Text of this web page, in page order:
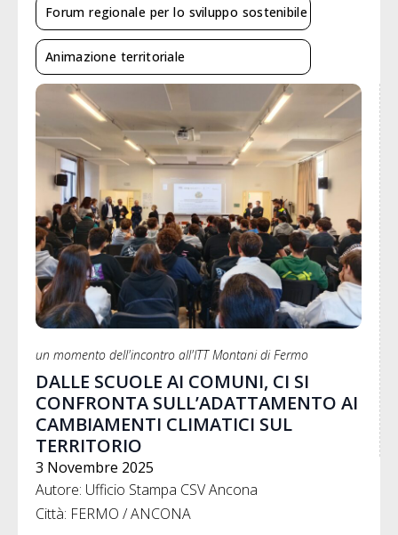
un momento dell'incontro all'ITT Montani di Fermo
DALLE SCUOLE AI COMUNI, CI SI
CONFRONTA SULL’ADATTAMENTO AI
CAMBIAMENTI CLIMATICI SUL
TERRITORIO
3 Novembre 2025
Autore: Ufficio Stampa CSV Ancona
Città: FERMO / ANCONA
Forum regionale per lo sviluppo sostenibile
Animazione territoriale